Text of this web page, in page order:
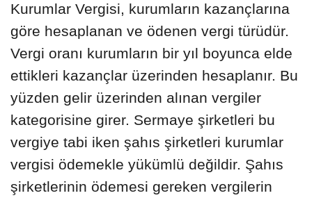
Kurumlar Vergisi, kurumların kazançlarına
göre hesaplanan ve ödenen vergi türüdür.
Vergi oranı kurumların bir yıl boyunca elde
ettikleri kazançlar üzerinden hesaplanır. Bu
yüzden gelir üzerinden alınan vergiler
kategorisine girer. Sermaye şirketleri bu
vergiye tabi iken şahıs şirketleri kurumlar
vergisi ödemekle yükümlü değildir. Şahıs
şirketlerinin ödemesi gereken vergilerin